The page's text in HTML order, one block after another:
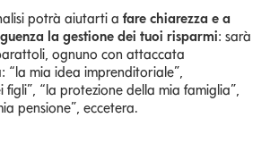
potrà aiutarti a fare chiarezza e a
la gestione dei tuoi risparmi: sarà
ognuno con attaccata
“la mia idea imprenditoriale”,
figli”, “la protezione della mia famiglia”,
pensione”, eccetera.